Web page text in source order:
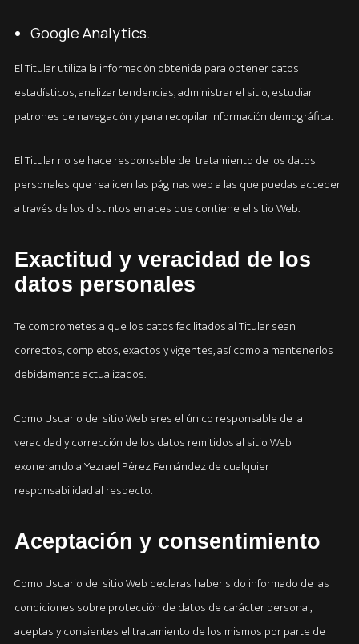
Google Analytics.
El Titular utiliza la información obtenida para obtener datos
estadísticos, analizar tendencias, administrar el sitio, estudiar
patrones de navegación y para recopilar información demográfica.
El Titular no se hace responsable del tratamiento de los datos
personales que realicen las páginas web a las que puedas acceder
a través de los distintos enlaces que contiene el sitio Web.
Exactitud y veracidad de los
datos personales
Te comprometes a que los datos facilitados al Titular sean
correctos, completos, exactos y vigentes, así como a mantenerlos
debidamente actualizados.
Como Usuario del sitio Web eres el único responsable de la
veracidad y corrección de los datos remitidos al sitio Web
exonerando a Yezrael Pérez Fernández de cualquier
responsabilidad al respecto.
Aceptación y consentimiento
Como Usuario del sitio Web declaras haber sido informado de las
condiciones sobre protección de datos de carácter personal,
aceptas y consientes el tratamiento de los mismos por parte de